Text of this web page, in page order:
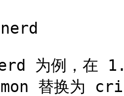
为例，在
替换为